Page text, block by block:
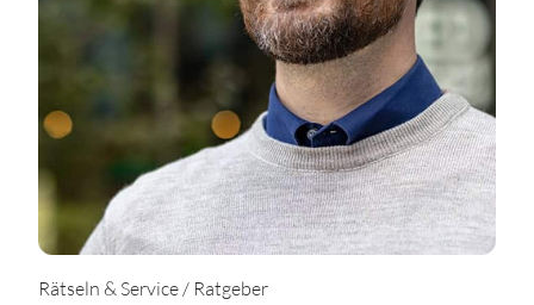
Rätseln & Service / Ratgeber